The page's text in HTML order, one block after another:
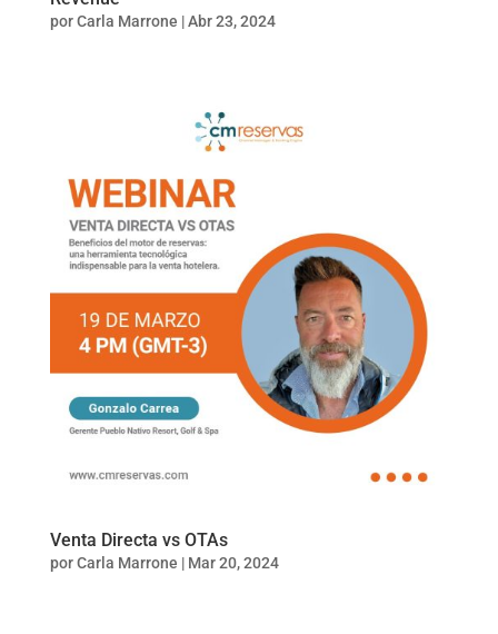
porCarla Marrone |Abr 23, 2024
Venta Directa vs OTAs
porCarla Marrone | Mar 20, 2024